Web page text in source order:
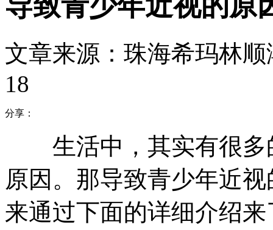
文章来源：珠海希玛林
18
分享：
生活中，其实有很多
原因。那导致青少年近
来通过下面的详细介绍